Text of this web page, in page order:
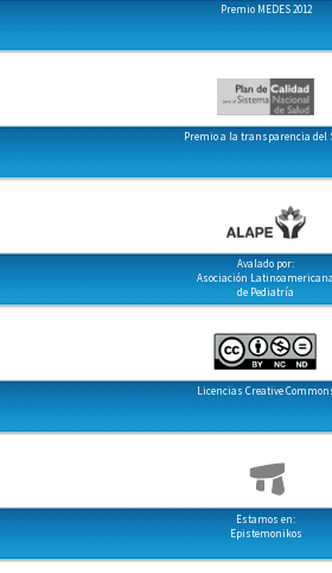
Premio MEDES 2012
Premio a la transparencia del
Avalado por:
Asociación Latinoamericana
de Pediatría
Licencias Creative
Estamos en:
Epistemonikos